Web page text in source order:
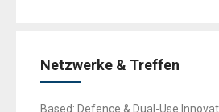
Netzwerke & Treffen
Based: Defence & Dual-Use